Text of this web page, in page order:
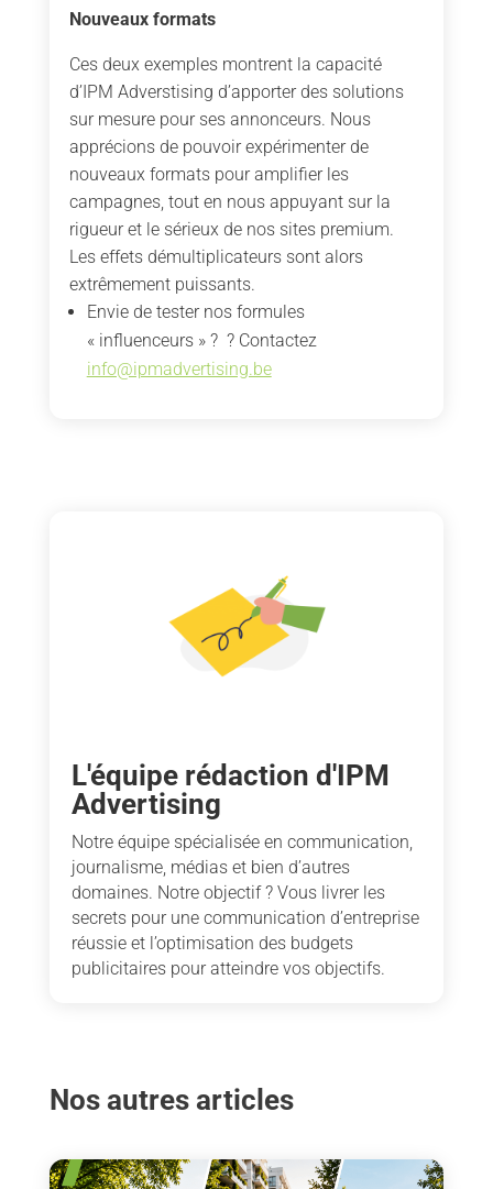
Nouveaux formats
Ces deux exemples montrent la capacité
d’IPM Adverstising d’apporter des solutions
sur mesure pour ses annonceurs. Nous
apprécions de pouvoir expérimenter de
nouveaux formats pour amplifier les
campagnes, tout en nous appuyant sur la
rigueur et le sérieux de nos sites premium.
Les effets démultiplicateurs sont alors
extrêmement puissants.
Envie de tester nos formules
« influenceurs » ? ? Contactez
info@ipmadvertising.be
L'équipe rédaction d'IPM
Advertising
Notre équipe spécialisée en communication,
journalisme, médias et bien d’autres
domaines. Notre objectif ? Vous livrer les
secrets pour une communication d’entreprise
réussie et l’optimisation des budgets
publicitaires pour atteindre vos objectifs.
Nos autres articles